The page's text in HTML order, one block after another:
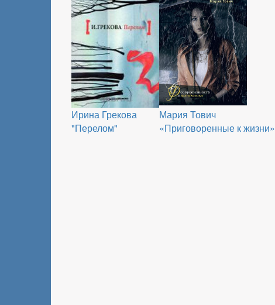
Ирина Грекова
"Перелом"
Мария Тович
«Приговоренные к жизни»